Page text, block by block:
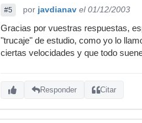
#5 por javdianav el 01/12/2003
Gracias por vuestras respuestas,
"trucaje" de estudio, como yo lo
ciertas velocidades y que todo
Responder Citar